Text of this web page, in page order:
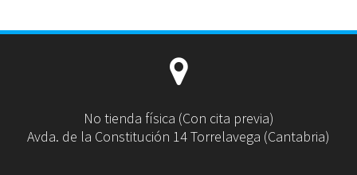
No tienda física (Con cita previa)
Avda. de la Constitución 14 Torrelavega (Cantabria)